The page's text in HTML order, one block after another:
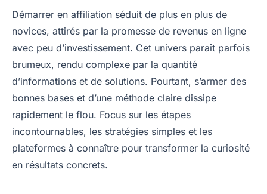
Démarrer en affiliation séduit de plus en plus de
novices, attirés par la promesse de revenus en ligne
avec peu d’investissement. Cet univers paraît parfois
brumeux, rendu complexe par la quantité
d’informations et de solutions. Pourtant, s’armer des
bonnes bases et d’une méthode claire dissipe
rapidement le flou. Focus sur les étapes
incontournables, les stratégies simples et les
plateformes à connaître pour transformer la curiosité
en résultats concrets.